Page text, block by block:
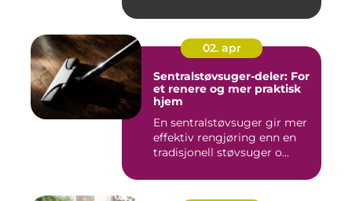
02. apr
Sentralstøvsuger-deler: For
et renere og mer praktisk
hjem
En sentralstøvsuger gir mer
effektiv rengjøring enn en
tradisjonell støvsuger o...